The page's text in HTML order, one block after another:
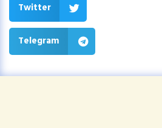
Twitter
Telegram